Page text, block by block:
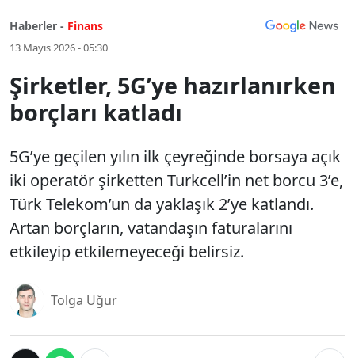
Haberler - Finans
13 Mayıs 2026 - 05:30
Şirketler, 5G’ye hazırlanırken
borçları katladı
5G’ye geçilen yılın ilk çeyreğinde borsaya açık
iki operatör şirketten Turkcell’in net borcu 3’e,
Türk Telekom’un da yaklaşık 2’ye katlandı.
Artan borçların, vatandaşın faturalarını
etkileyip etkilemeyeceği belirsiz.
Tolga Uğur